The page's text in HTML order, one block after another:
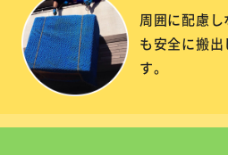
周囲に配慮
も安全に搬
す。